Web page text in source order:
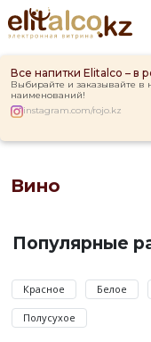
Все напитки Elitalco – в
Выбирайте и заказывайте в
наименований!
instagram.com/rojo.kz
Ром Captain
Джин Gordon`s
Вино
представлены
винаФранции ,Италии
других
стран.
Популярные
Красное Белое
Полусухое